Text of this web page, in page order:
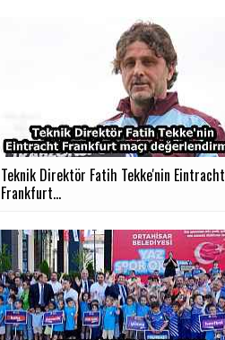
Teknik Direktör Fatih Tekke'nin Eintracht
Frankfurt...